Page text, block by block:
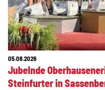
05.08.2026
Jubelnde
Steinfurter in